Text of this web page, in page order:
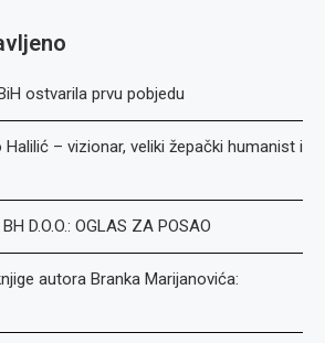
ostvarila prvu pobjedu
Halilić – vizionar, veliki žepački humanist i
D.O.O.: OGLAS ZA POSAO
autora Branka Marijanovića: